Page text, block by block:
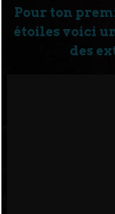
Pour ton
étoiles voici
des